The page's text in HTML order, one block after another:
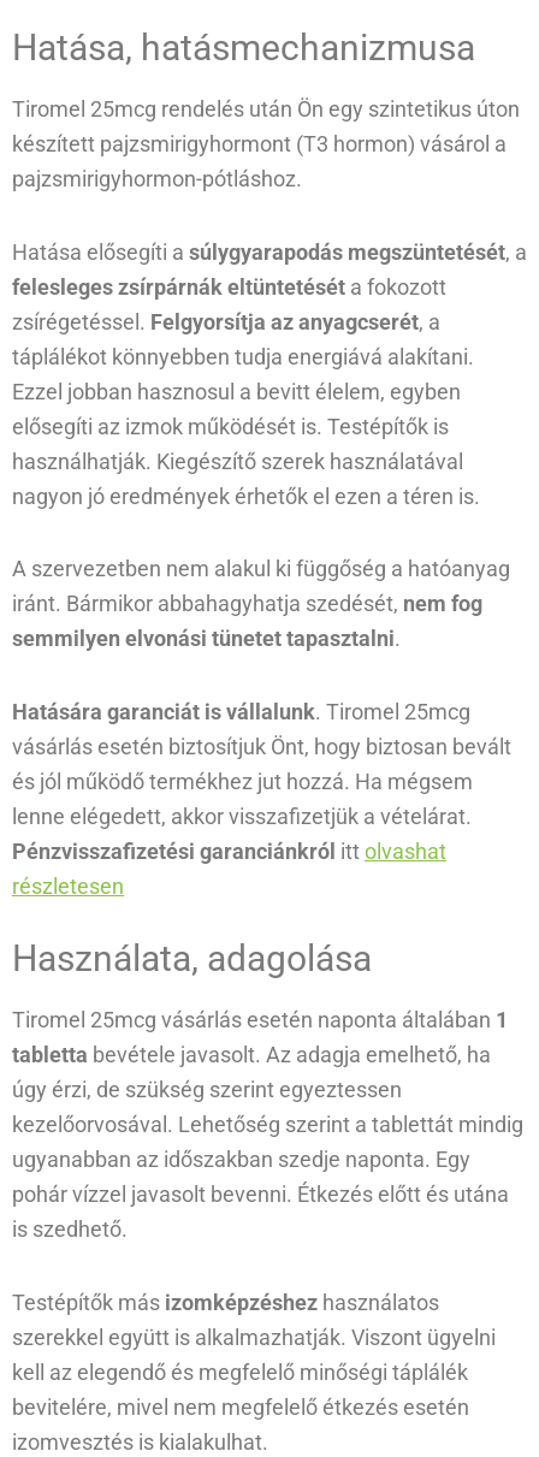
Hatása, hatásmechanizmusa
Tiromel 25mcg rendelés után Ön egy szintetikus úton
készített pajzsmirigyhormont (T3 hormon) vásárol a
pajzsmirigyhormon-pótláshoz.
Hatása elősegíti a súlygyarapodás megszüntetését, a
felesleges zsírpárnák eltüntetését a fokozott
zsírégetéssel. Felgyorsítja az anyagcserét, a
táplálékot könnyebben tudja energiává alakítani.
Ezzel jobban hasznosul a bevitt élelem, egyben
elősegíti az izmok működését is. Testépítők is
használhatják. Kiegészítő szerek használatával
nagyon jó eredmények érhetők el ezen a téren is.
A szervezetben nem alakul ki függőség a hatóanyag
iránt. Bármikor abbahagyhatja szedését, nem fog
semmilyen elvonási tünetet tapasztalni.
Hatására garanciát is vállalunk. Tiromel 25mcg
vásárlás esetén biztosítjuk Önt, hogy biztosan bevált
és jól működő termékhez jut hozzá. Ha mégsem
lenne elégedett, akkor visszafizetjük a vételárat.
Pénzvisszafizetési garanciánkról ittolvashat
részletesen
Használata, adagolása
Tiromel 25mcg vásárlás esetén naponta általában 1
tabletta bevétele javasolt. Az adagja emelhető, ha
úgy érzi, de szükség szerint egyeztessen
kezelőorvosával. Lehetőség szerint a tablettát mindig
ugyanabban az időszakban szedje naponta. Egy
pohár vízzel javasolt bevenni. Étkezés előtt és utána
is szedhető.
Testépítők más izomképzéshez használatos
szerekkel együtt is alkalmazhatják. Viszont ügyelni
kell az elegendő és megfelelő minőségi táplálék
bevitelére, mivel nem megfelelő étkezés esetén
izomvesztés is kialakulhat.